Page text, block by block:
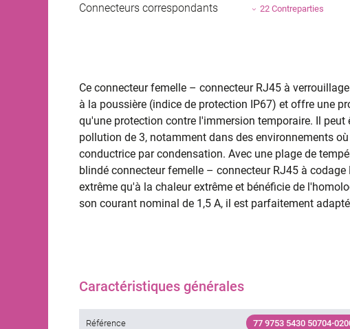
Connecteurs correspondants 22 Contreparties
Ce connecteur femelle – connecteur RJ45 à
à la poussière (indice de protection IP67) et offre une
qu'une protection contre l'immersion temporaire. Il
pollution de 3, notamment dans des environnements
conductrice par condensation. Avec une plage de
blindé connecteur femelle – connecteur RJ45 à
extrême qu'à la chaleur extrême et bénéficie de
son courant nominal de 1,5 A, il est parfaitement
Caractéristiques générales
Référence 77 9753 5430 50704-